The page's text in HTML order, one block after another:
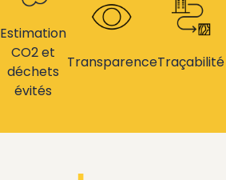
Estimation
CO2 et
déchets
évités
TransparenceTraçabilité